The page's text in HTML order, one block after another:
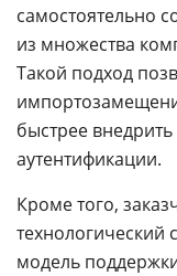
самостоятельно
из множества
Такой подход
быстрее
аутентификации.
Кроме того,
технологический
модель